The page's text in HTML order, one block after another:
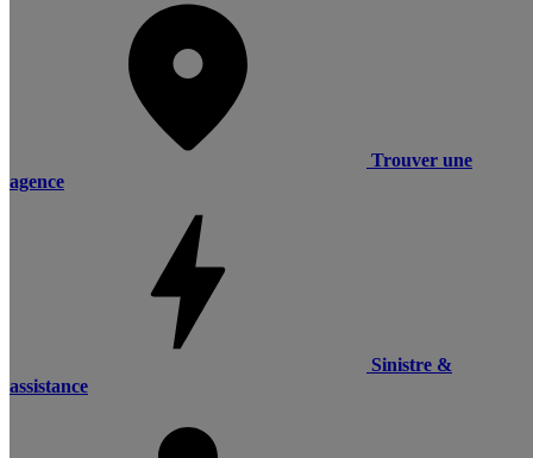
Trouver une
agence
Sinistre &
assistance